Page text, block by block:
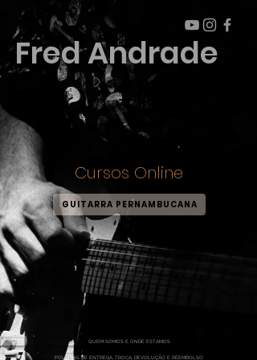
Fred Andrade
Cursos Online
GUITARRA PERNAMBUCANA
POLÍTICAS DE ENTREGA, TROCA, DEVOLUÇÃO E REEMBOLSO
QUEM SOMOS E ONDE ESTAMOS